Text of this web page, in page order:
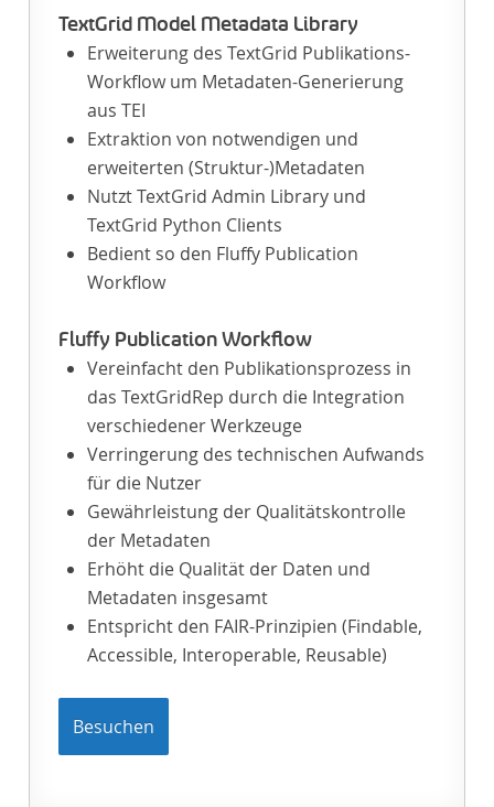
TextGrid Model Metadata Library
Erweiterung des TextGrid Publikations-
Workflow um Metadaten-Generierung
aus TEI
Extraktion von notwendigen und
erweiterten (Struktur-)Metadaten
Nutzt TextGrid Admin Library und
TextGrid Python Clients
Bedient so den Fluffy Publication
Workflow
Fluffy Publication Workflow
Vereinfacht den Publikationsprozess in
das TextGridRep durch die Integration
verschiedener Werkzeuge
Verringerung des technischen Aufwands
für die Nutzer
Gewährleistung der Qualitätskontrolle
der Metadaten
Erhöht die Qualität der Daten und
Metadaten insgesamt
Entspricht den FAIR-Prinzipien (Findable,
Accessible, Interoperable, Reusable)
Besuchen